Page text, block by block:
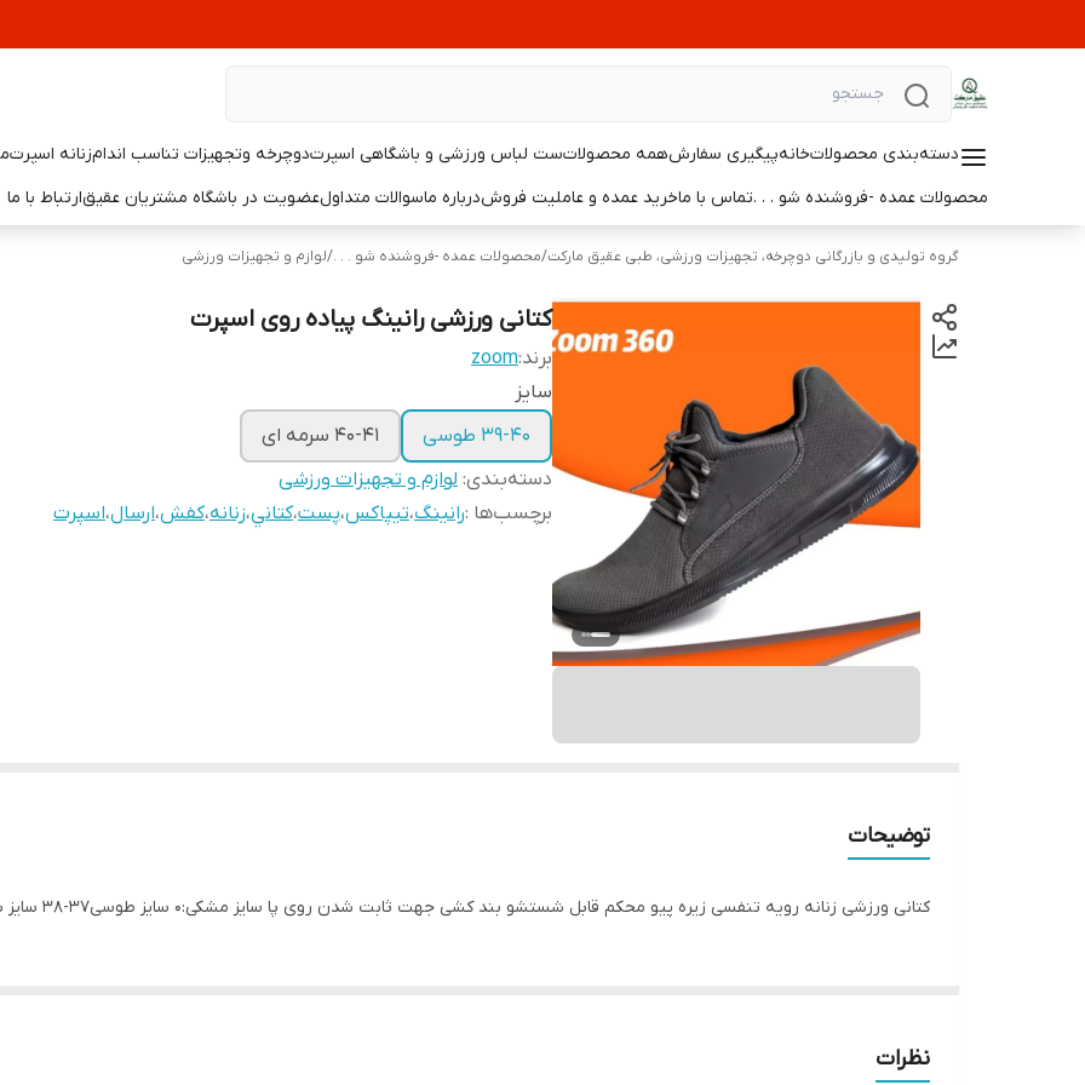
دسته‌بندی محصولاتخانهپیگیری سفارشهمه محصولاتست لباس ورزشی و باشگاهی اسپرتدوچرخه وتجهیزات تناسب اندامزنانه اسپرت
محصولات عمده -فروشنده شو . . .تماس با ماخرید عمده و عاملیت فروشدرباره ماسوالات متداولعضویت در باشگاه مشتریان عقیقارتباط با ما
گروه تولیدی و بازرگانی دوچرخه، تجهیزات ورزشی، طبی عقیق مارکت/محصولات عمده -فروشنده شو . . ./لوازم و تجهیزات ورزشی
کتانی ورزشی رانینگ پیاده روی اسپرت
برند:zoom
سايز
39-40 طوسی
40-41 سرمه ای
دسته‌بندی: لوازم و تجهیزات ورزشی
برچسب‌ها :رانينگ،تيپاكس،پست،كتاني،زنانه،كفش،ارسال،اسپرت
توضیحات
کتانی ورزشی زنانه رویه تنفسی زیره پیو محکم قابل شستشو بند کشی جهت ثابت شدن روی پا سایز مشکی:0 سایز طوسی37-38 سایز سرمه ای 41
نظرات